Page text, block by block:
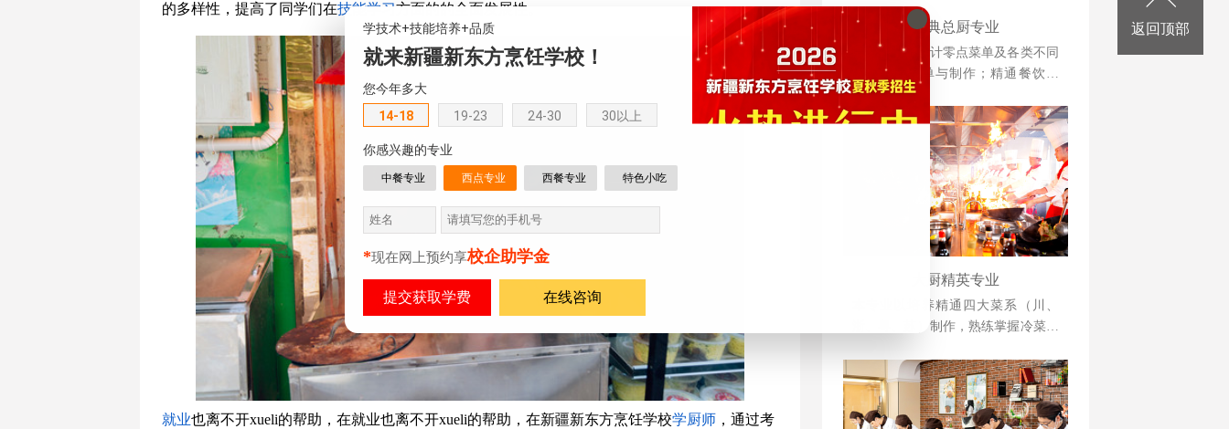
的多样性，提高了同学们在技能学习方面的的全面发展性。
就业也离不开xueli的帮助，在就业也离不开xueli的帮助，在新疆新东方烹饪学校学厨师 ，通过考
金典总厨专业
培养能胜任设计零点菜单及各类不同
档次宴席菜单与制作；精通餐饮管
理、酒店运营等相关知识并具备独立
创业、创新能力强的综合型人才。
大厨精英专业
本专业以培养精通四大菜系（川、
浙、粤、苏）制作，熟练掌握冷菜、
并具备创业能力的人才为目标。
学技术+技能培养+品质
就来新疆新东方烹饪学校！
您今年多大
14-18
19-23 24-30 30以上
你感兴趣的专业
中餐专业 西点专业 西餐专业 特色小吃
*现在网上预约享校企助学金
在线咨询
返回顶部